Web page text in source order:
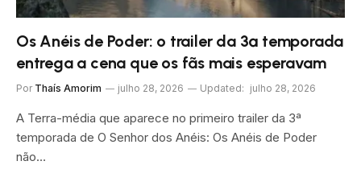
Os Anéis de Poder: o trailer da 3ª temporada
entrega a cena que os fãs mais esperavam
Por Thaís Amorim julho 28, 2026 Updated: julho 28, 2026
A Terra-média que aparece no primeiro trailer da 3ª
temporada de O Senhor dos Anéis: Os Anéis de Poder
não…